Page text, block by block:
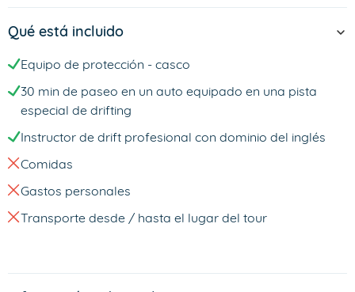
Qué está incluido
Equipo de protección - casco
30 min de paseo en un auto equipado en una pista
especial de drifting
Instructor de drift profesional con dominio del inglés
Comidas
Gastos personales
Transporte desde / hasta el lugar del tour